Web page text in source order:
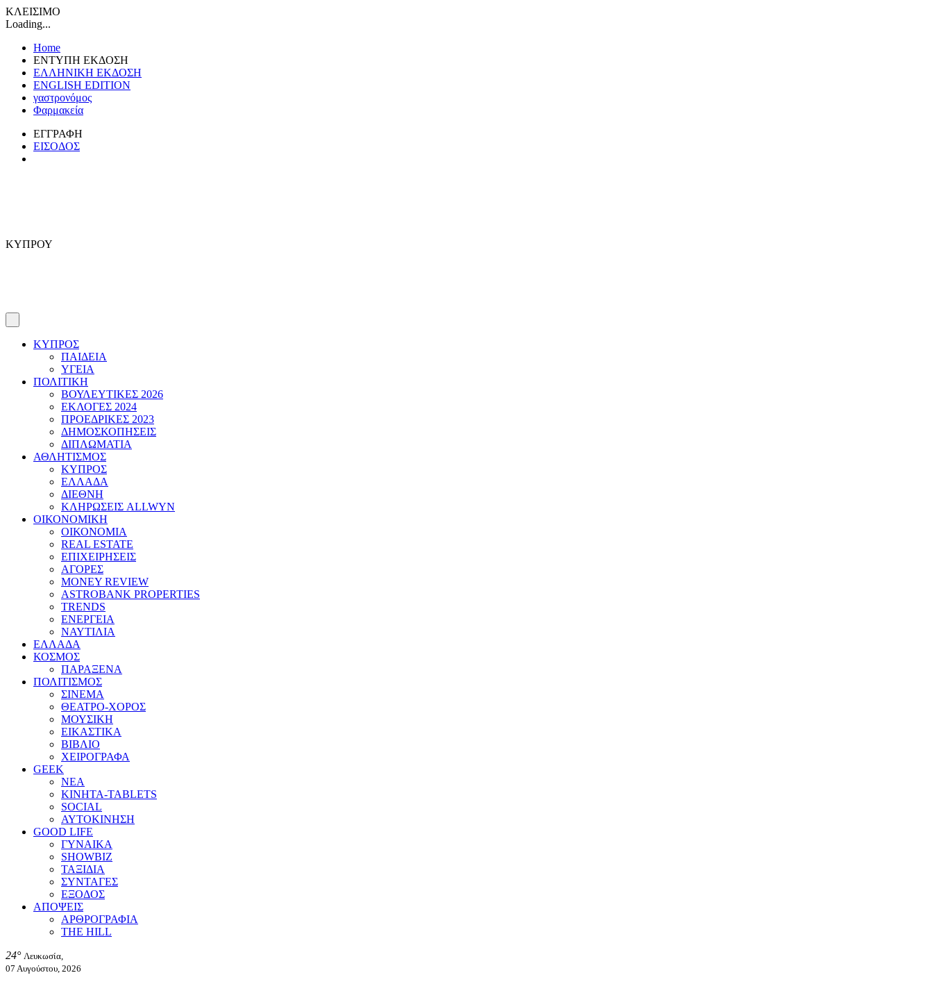
ΚΛΕΙΣΙΜΟ
Loading...
Home
ΕΝΤΥΠΗ ΕΚΔΟΣΗ
ΕΛΛΗΝΙΚΗ ΕΚΔΟΣΗ
ENGLISH EDITION
γαστρονόμος
Φαρμακεία
ΕΓΓΡΑΦΗ
ΕΙΣΟΔΟΣ
ΚΥΠΡΟΥ
ΚΥΠΡΟΣ
ΠΑΙΔΕΙΑ
ΥΓΕΙΑ
ΠΟΛΙΤΙΚΗ
ΒΟΥΛΕΥΤΙΚΕΣ 2026
ΕΚΛΟΓΕΣ 2024
ΠΡΟΕΔΡΙΚΕΣ 2023
ΔΗΜΟΣΚΟΠΗΣΕΙΣ
ΔΙΠΛΩΜΑΤΙΑ
ΑΘΛΗΤΙΣΜΟΣ
ΚΥΠΡΟΣ
ΕΛΛΑΔΑ
ΔΙΕΘΝΗ
ΚΛΗΡΩΣΕΙΣ ALLWYN
ΟΙΚΟΝΟΜΙΚΗ
ΟΙΚΟΝΟΜΙΑ
REAL ESTATE
ΕΠΙΧΕΙΡΗΣΕΙΣ
ΑΓΟΡΕΣ
MONEY REVIEW
ASTROBANK PROPERTIES
TRENDS
ΕΝΕΡΓΕΙΑ
ΝΑΥΤΙΛΙΑ
ΕΛΛΑΔΑ
ΚΟΣΜΟΣ
ΠΑΡΑΞΕΝΑ
ΠΟΛΙΤΙΣΜΟΣ
ΣΙΝΕΜΑ
ΘΕΑΤΡΟ-ΧΟΡΟΣ
ΜΟΥΣΙΚΗ
ΕΙΚΑΣΤΙΚΑ
ΒΙΒΛΙΟ
ΧΕΙΡΟΓΡΑΦΑ
GEEK
ΝΕΑ
ΚΙΝΗΤΑ-TABLETS
SOCIAL
ΑΥΤΟΚΙΝΗΣΗ
GOOD LIFE
ΓΥΝΑΙΚΑ
SHOWBIZ
ΤΑΞΙΔΙΑ
ΣΥΝΤΑΓΕΣ
ΕΞΟΔΟΣ
ΑΠΟΨΕΙΣ
ΑΡΘΡΟΓΡΑΦΙΑ
THE HILL
24° Λευκωσία,
07 Αυγούστου, 2026